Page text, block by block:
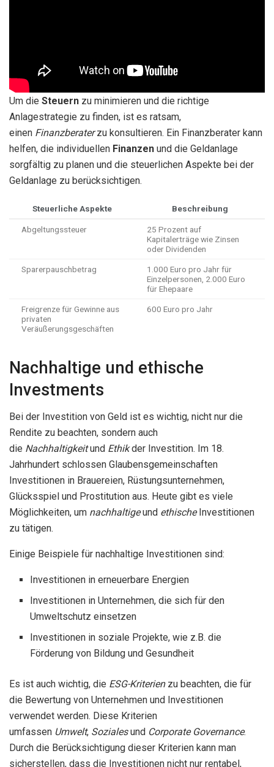
Um die Steuern zu minimieren und die richtige
Anlagestrategie zu finden, ist es ratsam,
einen Finanzberaterzu konsultieren. Ein Finanzberater kann
helfen, die individuellen Finanzen und die Geldanlage
sorgfältig zu planen und die steuerlichen Aspekte bei der
Geldanlage zu berücksichtigen.
Steuerliche Aspekte Beschreibung
Abgeltungssteuer
25 Prozent auf
Kapitalerträge wie Zinsen
oder Dividenden
Sparerpauschbetrag
1.000 Euro pro Jahr für
Einzelpersonen, 2.000 Euro
für Ehepaare
Freigrenze für Gewinne aus
privaten
Veräußerungsgeschäften
600 Euro pro Jahr
Nachhaltige und ethische
Investments
Bei der Investition von Geld ist es wichtig, nicht nur die
Rendite zu beachten, sondern auch
die Nachhaltigkeitund Ethikder Investition. Im 18.
Jahrhundert schlossen Glaubensgemeinschaften
Investitionen in Brauereien, Rüstungsunternehmen,
Glücksspiel und Prostitution aus. Heute gibt es viele
Möglichkeiten, um nachhaltigeund ethischeInvestitionen
zu tätigen.
Einige Beispiele für nachhaltige Investitionen sind:
Investitionen in erneuerbare Energien
Investitionen in Unternehmen, die sich für den
Umweltschutz einsetzen
Investitionen in soziale Projekte, wie z.B. die
Förderung von Bildung und Gesundheit
Es ist auch wichtig, die ESG-Kriterienzu beachten, die für
die Bewertung von Unternehmen und Investitionen
verwendet werden. Diese Kriterien
umfassen Umwelt, Sozialesund Corporate Governance.
Durch die Berücksichtigung dieser Kriterien kann man
sicherstellen, dass die Investitionen nicht nur rentabel,